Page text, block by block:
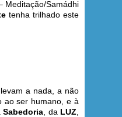
Meditação/Samádhi
tenha trilhado este
a nada, a não
ao ser humano, e à
Sabedoria , da LUZ